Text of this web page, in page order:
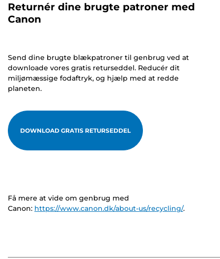
Returnér dine brugte patroner med
Canon
Send dine brugte blækpatroner til genbrug ved at
downloade vores gratis returseddel. Reducér dit
miljømæssige fodaftryk, og hjælp med at redde
planeten.
DOWNLOAD GRATIS RETURSEDDEL
Få mere at vide om genbrug med
Canon: https://www.canon.dk/about-us/recycling/.